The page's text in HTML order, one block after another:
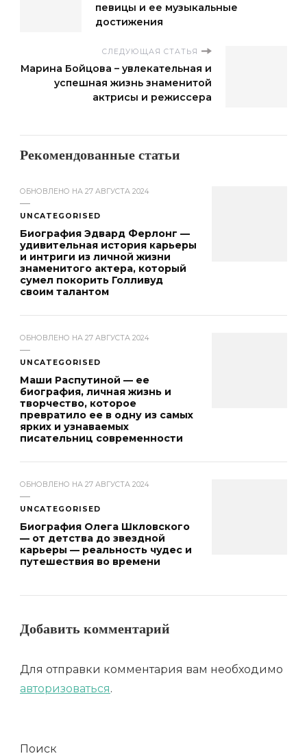
певицы и ее музыкальные
достижения
СЛЕДУЮЩАЯ СТАТЬЯ
Марина Бойцова – увлекательная и
успешная жизнь знаменитой
актрисы и режиссера
Рекомендованные статьи
ОБНОВЛЕНО НА 27 АВГУСТА 2024
UNCATEGORISED
Биография Эдвард Ферлонг —
удивительная история карьеры
и интриги из личной жизни
знаменитого актера, который
сумел покорить Голливуд
своим талантом
ОБНОВЛЕНО НА 27 АВГУСТА 2024
UNCATEGORISED
Маши Распутиной — ее
биография, личная жизнь и
творчество, которое
превратило ее в одну из самых
ярких и узнаваемых
писательниц современности
ОБНОВЛЕНО НА 27 АВГУСТА 2024
UNCATEGORISED
Биография Олега Шкловского
— от детства до звездной
карьеры — реальность чудес и
путешествия во времени
Добавить комментарий
Для отправки комментария вам необходимо
авторизоваться.
Поиск